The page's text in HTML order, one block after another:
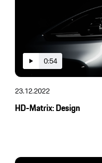
0:54
23.12.2022
HD-Matrix: Design